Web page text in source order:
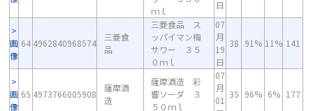
ｍｌ
日
画
像
64 4962840968574
三菱食
品
三菱食品 ス
ッパイマン梅
サワー ３５
０ｍｌ
07
月
19
日
38 91% 11% 141
画
像
65 4973766005908
薩摩酒
造
薩摩酒造 彩
響ソーダ ３
５０ｍｌ
07
月
01
35 96% 6% 177